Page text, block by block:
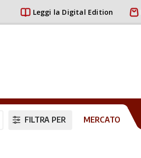
Leggi la Digital Edition
FILTRA PER MERCATO